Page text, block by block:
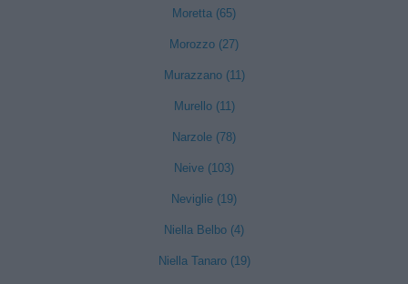
Moretta (65)
Morozzo (27)
Murazzano (11)
Murello (11)
Narzole (78)
Neive (103)
Neviglie (19)
Niella Belbo (4)
Niella Tanaro (19)